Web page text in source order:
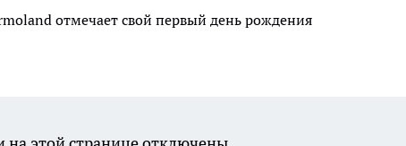
отмечает свой первый день рождения